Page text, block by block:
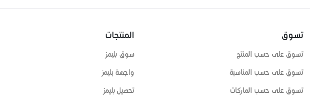
تسوق
تسوق على حسب المنتج
تسوق على حسب المناسبة
تسوق على حسب الماركات
المنتجات
سوق بليمز
واجهة بليمز
تحصيل بليمز